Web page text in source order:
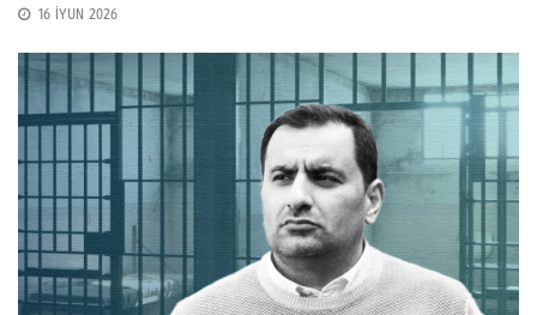
16 İYUN 2026